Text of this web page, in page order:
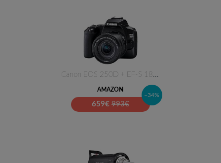
Canon EOS 250D + EF-S 18-55mm …
AMAZON
659€ 993€
–34%